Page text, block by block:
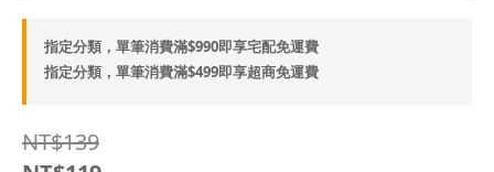
指定分類，單筆消費滿$990即享宅配免運費
指定分類，單筆消費滿$499即享超商免運費
NT$139